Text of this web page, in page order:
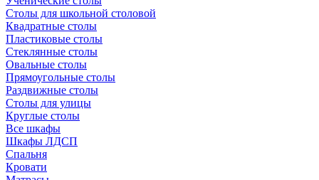
Столы для школьной столовой
Квадратные столы
Пластиковые столы
Стеклянные столы
Овальные столы
Прямоугольные столы
Раздвижные столы
Столы для улицы
Круглые столы
Все шкафы
Шкафы ЛДСП
Спальня
Кровати